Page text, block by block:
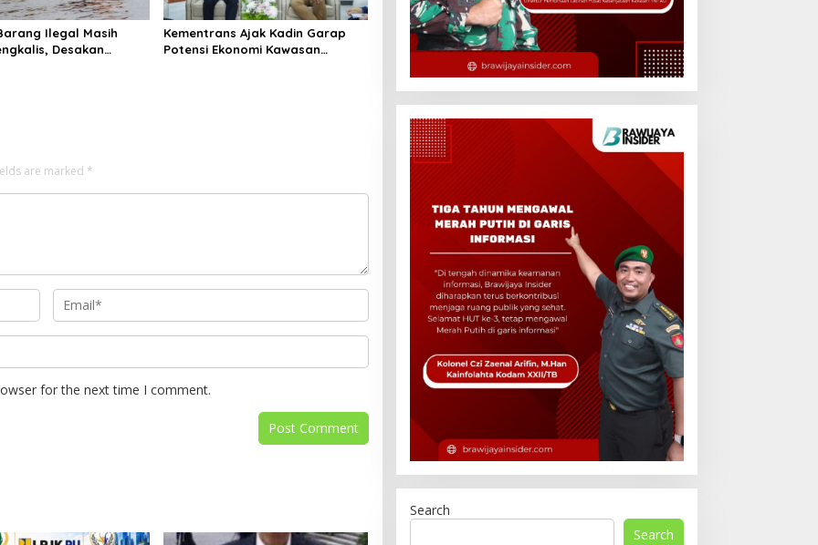
Ilegal Masih
Desakan
Kementrans Ajak Kadin Garap
Potensi Ekonomi Kawasan
are marked *
for the next time I comment.
Search
Search